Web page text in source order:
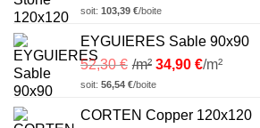
soit: 103,39 €/boite
EYGUIERES Sable 90x90
52,30€ /m² 34,90 €/m²
soit: 56,54 €/boite
CORTEN Copper 120x120